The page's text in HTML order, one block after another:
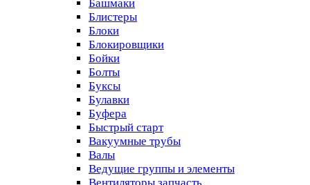
Башмаки
Блистеры
Блоки
Блокировщики
Бойки
Болты
Буксы
Булавки
Буфера
Быстрый старт
Вакуумные трубы
Валы
Ведущие группы и элементы